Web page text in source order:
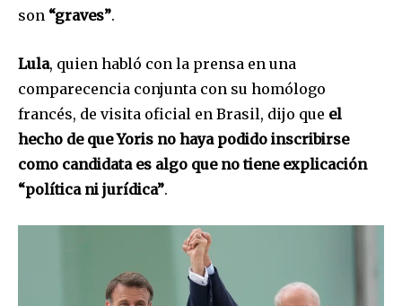
son “graves”.
Lula, quien habló con la prensa en una
comparecencia conjunta con su homólogo
francés, de visita oficial en Brasil, dijo que el
hecho de que Yoris no haya podido inscribirse
como candidata es algo que no tiene explicación
“política ni jurídica”.